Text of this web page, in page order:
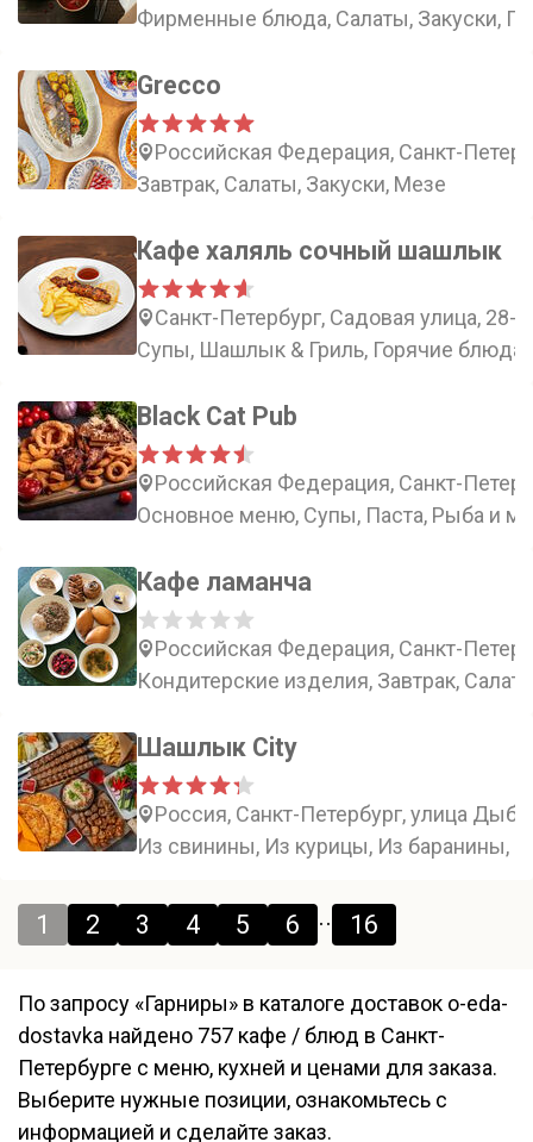
Фирменные блюда, Салаты, Закуски,
Grecco
Российская Федерация, Санкт-
Завтрак, Салаты, Закуски, Мезе
Кафе халяль сочный шашлык
Санкт-Петербург, Садовая улица, 28-
Супы, Шашлык & Гриль, Горячие блюда,
Black Cat Pub
Российская Федерация, Санкт-
Основное меню, Супы, Паста, Рыба и
Кафе ламанча
Российская Федерация, Санкт-
Кондитерские изделия, Завтрак,
Шашлык City
Россия, Санкт-Петербург, улица
Из свинины, Из курицы, Из баранины,
1 2 3 4 5 6 .. 16
По запросу «Гарниры» в каталоге доставок o-eda-
dostavka найдено 757 кафе / блюд в Санкт-
Петербурге с меню, кухней и ценами для заказа.
Выберите нужные позиции, ознакомьтесь с
информацией и сделайте заказ.